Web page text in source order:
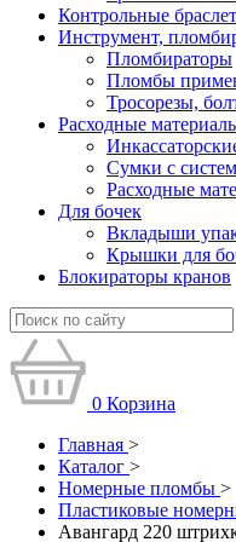
Контрольные
Инструмент,
Пломбираторы
Пломбы
Тросорезы,
Расходные
Сумки с
Расходные
Для бочек
Вкладыши
Крышки для
Блокираторы кранов
0 Корзина
Главная >
Каталог >
Номерные пломбы >
Пластиковые
Авангард 220